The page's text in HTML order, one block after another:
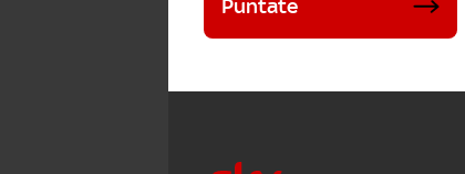
Puntate